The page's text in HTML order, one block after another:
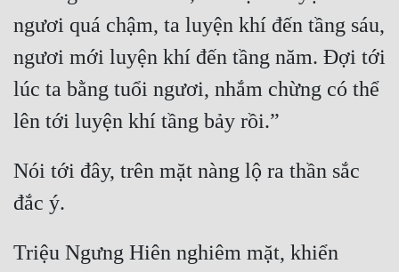
ngươi quá chậm, ta luyện khí đến tầng sáu,
ngươi mới luyện khí đến tầng năm. Đợi tới
lúc ta bằng tuổi ngươi, nhắm chừng có thể
Nói tới đây, trên mặt nàng lộ ra thần sắc
Triệu Ngưng Hiên nghiêm mặt, khiển